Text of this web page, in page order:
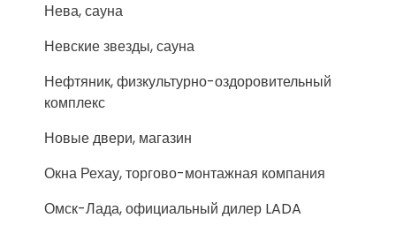
Нева, сауна
Невские звезды, сауна
Нефтяник, физкультурно-оздоровительный
комплекс
Новые двери, магазин
Окна Рехау, торгово-монтажная компания
Омск-Лада, официальный дилер LADA